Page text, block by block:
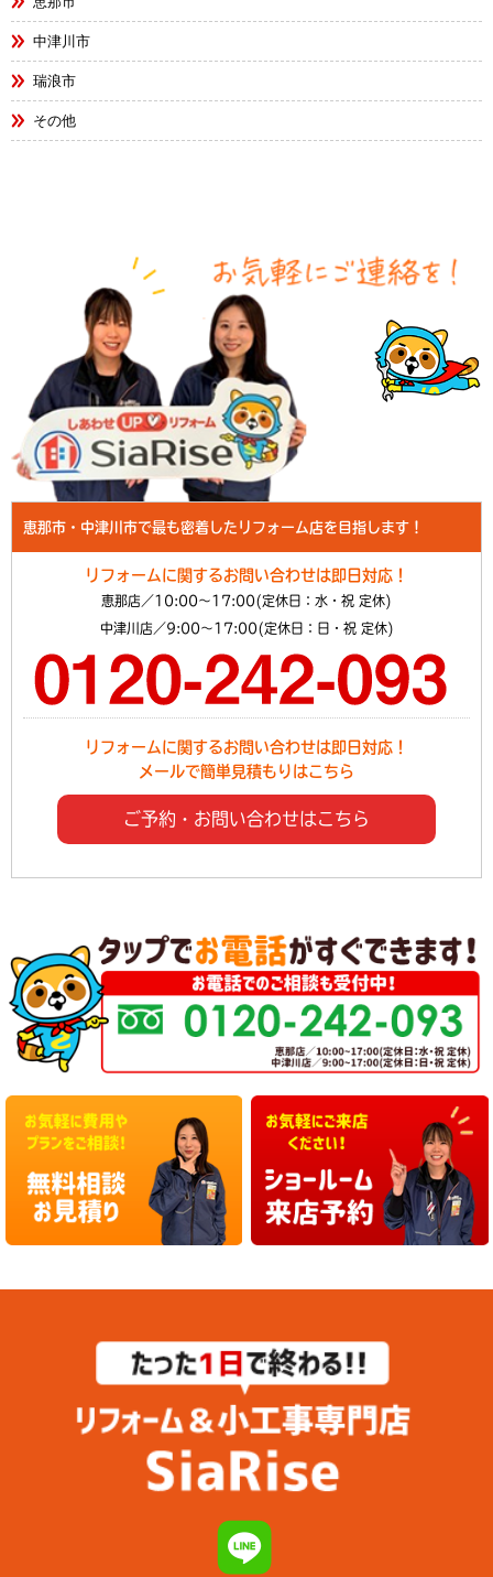
中津川市
瑞浪市
その他
恵那市・中津川市で最も密着したリフォーム店を目指します！
リフォームに関するお問い合わせは即日対応！
恵那店／10:00～17:00(定休日：水・祝 定休)
中津川店／9:00～17:00(定休日：日・祝 定休)
リフォームに関するお問い合わせは即日対応！
メールで簡単見積もりはこちら
ご予約・お問い合わせはこちら